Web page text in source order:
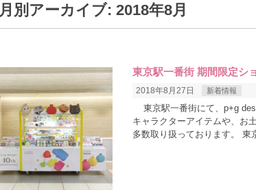
月別アーカイブ: 2018年8月
東京駅一番街 期間限定シ
2018年8月27日 新着情報
東京駅一番街にて、p+g
キャラクターアイテムや、お
多数取り扱っております。